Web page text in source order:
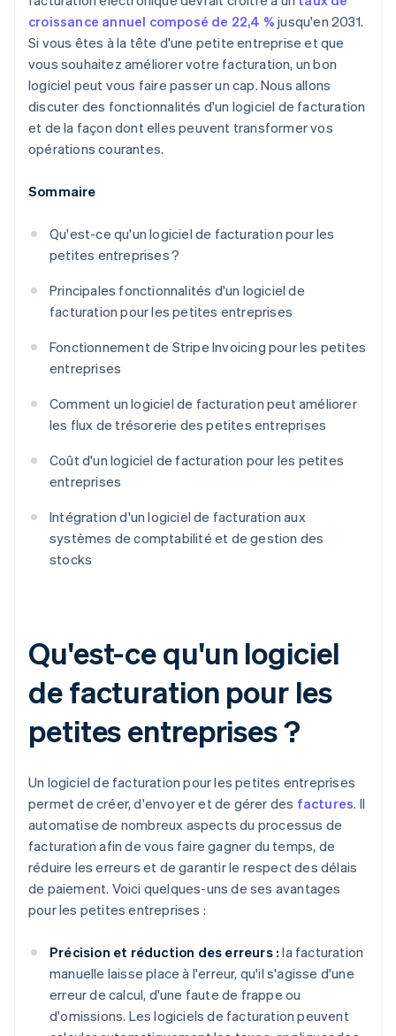
croissance annuel composé de 22,4 % jusqu'en 2031.
Si vous êtes à la tête d'une petite entreprise et que
vous souhaitez améliorer votre facturation, un bon
logiciel peut vous faire passer un cap. Nous allons
discuter des fonctionnalités d'un logiciel de facturation
et de la façon dont elles peuvent transformer vos
opérations courantes.
Sommaire
Qu'est-ce qu'un logiciel de facturation pour les
petites entreprises ?
Principales fonctionnalités d'un logiciel de
facturation pour les petites entreprises
Fonctionnement de Stripe Invoicing pour les petites
entreprises
Comment un logiciel de facturation peut améliorer
les flux de trésorerie des petites entreprises
Coût d'un logiciel de facturation pour les petites
entreprises
Intégration d'un logiciel de facturation aux
systèmes de comptabilité et de gestion des
stocks
Qu'est-ce qu'un logiciel
de facturation pour les
petites entreprises ?
Un logiciel de facturation pour les petites entreprises
permet de créer, d'envoyer et de gérer des factures. Il
automatise de nombreux aspects du processus de
facturation afin de vous faire gagner du temps, de
réduire les erreurs et de garantir le respect des délais
de paiement. Voici quelques-uns de ses avantages
pour les petites entreprises :
Précision et réduction des erreurs : la facturation
manuelle laisse place à l'erreur, qu'il s'agisse d'une
erreur de calcul, d'une faute de frappe ou
d'omissions. Les logiciels de facturation peuvent